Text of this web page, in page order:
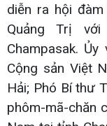
diễn ra hội
Quảng Trị
Champasak.
Cộng sản Việt
Hải; Phó Bí thư
phôm-mã-chăn